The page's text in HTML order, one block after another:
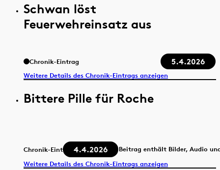
Schwan löst
Feuerwehreinsatz aus
Chronik-Eintrag 5.4.2026
Weitere Details des Chronik-Eintrags anzeigen
Bittere Pille für Roche
Chronik-Eintrag 4.4.2026
Beitrag enthält Bilder, Audio
Weitere Details des Chronik-Eintrags anzeigen